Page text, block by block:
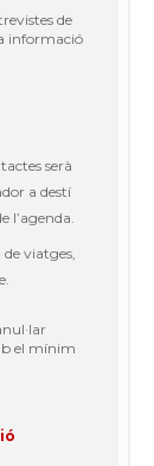
de
informació
serà
a destí
l’agenda.
de viatges,
el mínim